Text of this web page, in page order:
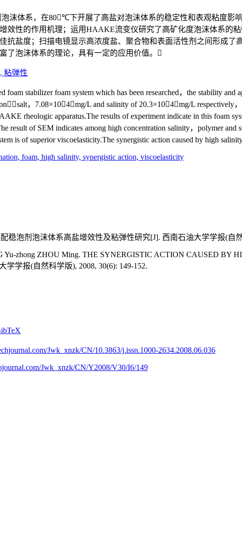
沫体系，在80℃下开展了高盐对泡沫体系的稳定性和表观粘度影
效性的作用机理；运用HAAKE流变仪研究了高矿化度泡沫体系的
抗盐度；扫描电镜显示高浓度盐、聚合物和表面活性剂之间形成
了泡沫体系的理论，具有一定的应用价值。
粘弹性
foam stabilizer foam system which has been researched，the stability
，7.08×104mg/L and salinity of 20.3×104mg/L respectively
rheologic apparatus.The results of experiment indicate in this foam
result of SEM indicates among high concentration salinity，polymer
is of superior viscoelasticity.The synergistic action caused by high
foam, high salinity, synergistic action, viscoelasticity
稳泡剂泡沫体系高盐增效性及粘弹性研究[J]. 西南石油大学学报(自然
Yu-zhong ZHOU Ming. THE SYNERGISTIC ACTION CAUSED
学学报(自然科学版), 2008, 30(6): 149-152.
Jwk_xnzk/CN/10.3863/j.issn.1000-2634.2008.06.036
Jwk_xnzk/CN/Y2008/V30/I6/149